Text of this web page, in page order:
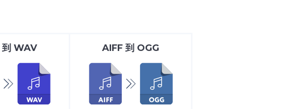
到WAV AIFF到 OGG